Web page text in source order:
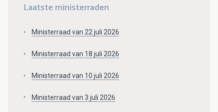
Laatste ministerraden
Ministerraad van 22 juli 2026
Ministerraad van 18 juli 2026
Ministerraad van 10 juli 2026
Ministerraad van 3 juli 2026